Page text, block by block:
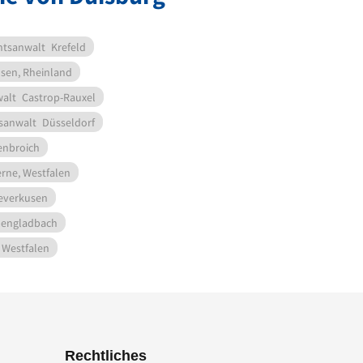
Krefeld
Rheinland
Castrop-Rauxel
Düsseldorf
Westfalen
Rechtliches